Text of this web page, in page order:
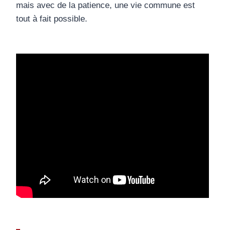
mais avec de la patience, une vie commune est
tout à fait possible.